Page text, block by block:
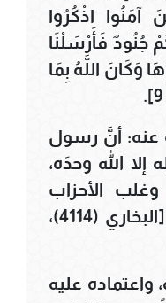
آمَنُوا اذْكُرُوا
جُنُودٌ فَأَرْسَلْنَا
وَكَانَ اللَّهُ بِمَا
عنه: أنَّ رسول
إلا الله وحدَه،
الأحزاب
وحده، فلا شيءَ بعدَه». [البخاري (4114)،
واعتماده عليه